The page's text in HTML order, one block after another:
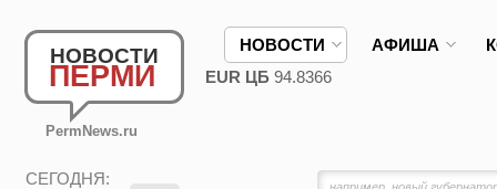
НОВОСТИ
ПЕРМИ
PermNews.ru
НОВОСТИ АФИША
EUR ЦБ 94.8366
СЕГОДНЯ: